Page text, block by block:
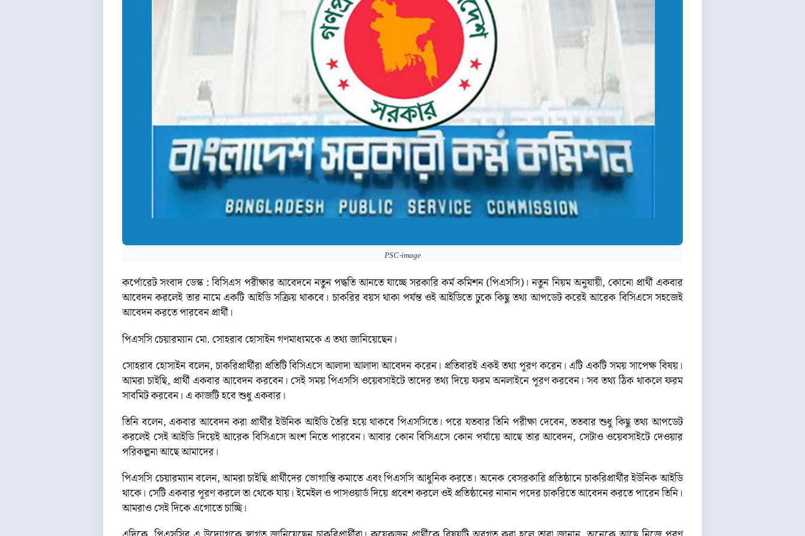
PSC-image
কর্পোরেট সংবাদ ডেস্ক : বিসিএস পরীক্ষার আবেদনে নতুন পদ্ধতি আনতে যাচ্ছে সরকারি কর্ম কমিশন (পিএসসি)। নতুন নিয়ম অনুযায়ী, কোনো প্রার্থী একবার
আবেদন করলেই তার নামে একটি আইডি সক্রিয় থাকবে। চাকরির বয়স থাকা পর্যন্ত ওই আইডিতে ঢুকে কিছু তথ্য আপডেট করেই আরেক বিসিএসে সহজেই
আবেদন করতে পারবেন প্রার্থী।
পিএসসি চেয়ারম্যান মো. সোহরাব হোসাইন গণমাধ্যমকে এ তথ্য জানিয়েছেন।
সোহরাব হোসাইন বলেন, চাকরিপ্রার্থীরা প্রতিটি বিসিএসে আলাদা আলাদা আবেদন করেন। প্রতিবারই একই তথ্য পূরণ করেন। এটি একটি সময় সাপেক্ষ বিষয়।
আমরা চাইছি, প্রার্থী একবার আবেদন করবেন। সেই সময় পিএসসি ওয়েবসাইটে তাদের তথ্য দিয়ে ফরম অনলাইনে পূরণ করবেন। সব তথ্য ঠিক থাকলে ফরম
সাবমিট করবেন। এ কাজটি হবে শুধু একবার।
তিনি বলেন, একবার আবেদন করা প্রার্থীর ইউনিক আইডি তৈরি হয়ে থাকবে পিএসসিতে। পরে যতবার তিনি পরীক্ষা দেবেন, ততবার শুধু কিছু তথ্য আপডেট
করলেই সেই আইডি দিয়েই আরেক বিসিএসে অংশ নিতে পারবেন। আবার কোন বিসিএসে কোন পর্যায়ে আছে তার আবেদন, সেটাও ওয়েবসাইটে দেওয়ার
পরিকল্পনা আছে আমাদের।
পিএসসি চেয়ারম্যান বলেন, আমরা চাইছি প্রার্থীদের ভোগান্তি কমাতে এবং পিএসসি আধুনিক করতে। অনেক বেসরকারি প্রতিষ্ঠানে চাকরিপ্রার্থীর ইউনিক আইডি
থাকে। সেটি একবার পূরণ করলে তা থেকে যায়। ইমেইল ও পাসওয়ার্ড দিয়ে প্রবেশ করলে ওই প্রতিষ্ঠানের নানান পদের চাকরিতে আবেদন করতে পারেন তিনি।
আমরাও সেই দিকে এগোতে চাচ্ছি।